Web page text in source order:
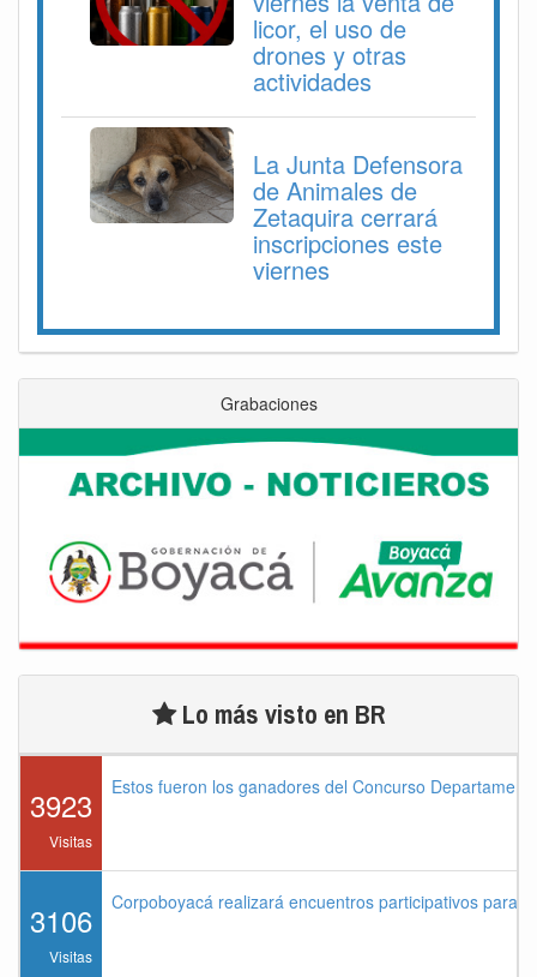
licor, el uso de
drones y otras
actividades
La Junta Defensora
de Animales de
Zetaquira cerrará
inscripciones este
viernes
Grabaciones
Lo más visto en BR
3923
Visitas
Estos fueron los ganadores del Concurso
3106
Visitas
Corpoboyacá realizará encuentros participativos para